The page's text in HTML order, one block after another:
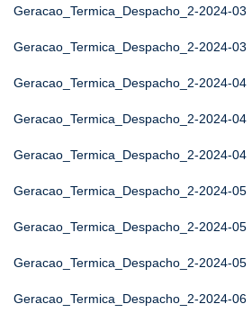
Geracao_Termica_Despacho_2-2024-03
Geracao_Termica_Despacho_2-2024-03
Geracao_Termica_Despacho_2-2024-04
Geracao_Termica_Despacho_2-2024-04
Geracao_Termica_Despacho_2-2024-04
Geracao_Termica_Despacho_2-2024-05
Geracao_Termica_Despacho_2-2024-05
Geracao_Termica_Despacho_2-2024-05
Geracao_Termica_Despacho_2-2024-06